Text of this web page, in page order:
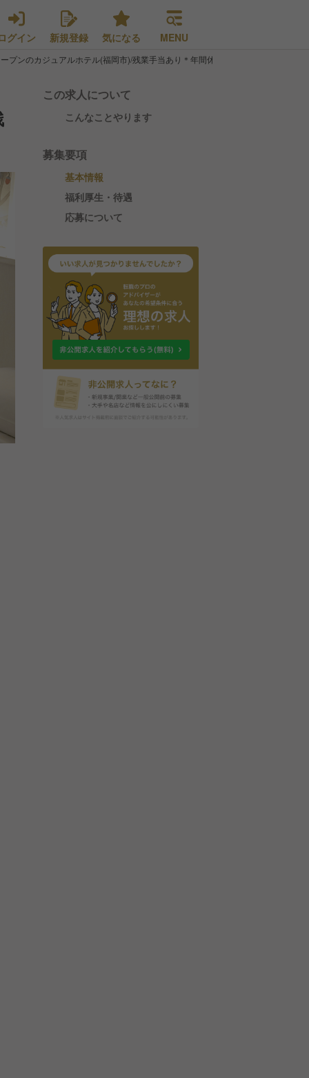
グイン 新規登録 気になる MENU
プンのカジュアルホテル(福岡市)/残業手当あり＊年間休日108日＊賞与年2回
この求人について
こんなことやります
募集要項
基本情報
福利厚生・待遇
応募について